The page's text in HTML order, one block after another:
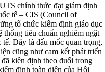
chính thức đạt giám định
tế – CIS (Council of
tổ chức kiểm định giáo dục
tiêu chuẩn nghiêm ngặt
tế. Đây là dấu mốc quan trọng,
cũng như cam kết phát triển
kiên định theo đuổi trong
định toàn diện của Hội